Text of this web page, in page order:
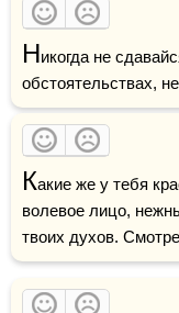
Никогда не
обстоятельствах,
Какие же у тебя
волевое лицо,
твоих духов.